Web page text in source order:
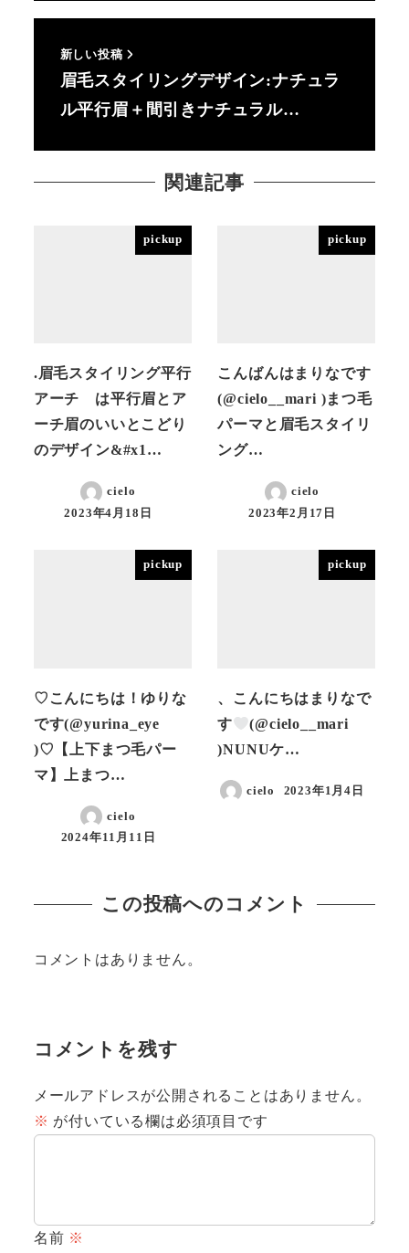
新しい投稿
眉毛スタイリングデザイン:ナチュラ
ル平行眉＋間引きナチュラル…
関連記事
pickup
.眉毛スタイリング平行
アーチ は平行眉とア
ーチ眉のいいとこどり
のデザイン&#x1…
cielo
投稿日
2023年4月18日
pickup
こんばんはまりなです
(@cielo__mari )まつ毛
パーマと眉毛スタイリ
ング…
cielo
投稿日
2023年2月17日
pickup
♡こんにちは！ゆりな
です(@yurina_eye
)♡【上下まつ毛パー
マ】上まつ…
cielo
投稿日
2024年11月11日
pickup
、こんにちはまりなで
す
(@cielo__mari
)NUNUケ…
cielo
投稿日
2023年1月4日
この投稿へのコメント
コメントはありません。
コメントを残す
メールアドレスが公開されることはありません。
※ が付いている欄は必須項目です
名前 ※